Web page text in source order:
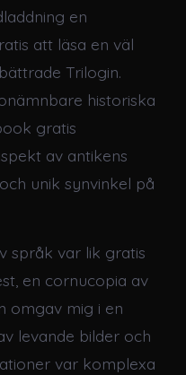
en
att läsa en väl
Trilogin.
historiska
gratis
av antikens
unik synvinkel på
språk var lik gratis
en cornucopia av
omgav mig i en
levande bilder och
var komplexa